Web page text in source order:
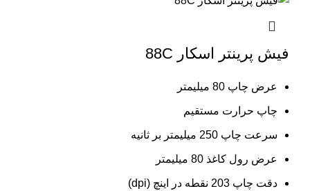
فیش پرینتر اسکار 88C
عرض چاپ 80 میلیمتر
چاپ حرارت مستقیم
سرعت چاپ 250 میلیمتر بر ثانیه
عرض رول کاغذ 80 میلیمتر
دقت چاپ 203 نقطه در اینچ (dpi)